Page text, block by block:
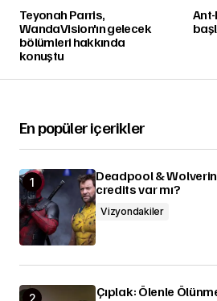
Teyonah Parris,
WandaVision'ın gelecek
bölümleri hakkında
konuştu
En popüler içerikler
Deadpool &
credits var mı?
Vizyondakiler
Çıplak: Ölenle